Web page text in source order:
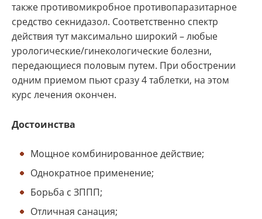
также противомикробное противопаразитарное
средство секнидазол. Соответственно спектр
действия тут максимально широкий – любые
урологические/гинекологические болезни,
передающиеся половым путем. При обострении
одним приемом пьют сразу 4 таблетки, на этом
курс лечения окончен.
Достоинства
Мощное комбинированное действие;
Однократное применение;
Борьба с ЗППП;
Отличная санация;